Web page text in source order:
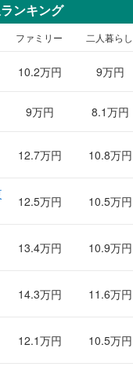
ンキング
ファミリー 二人暮らし
10.2万円 9万円
9万円 8.1万円
12.7万円 10.8万円
12.5万円 10.5万円
13.4万円 10.9万円
14.3万円 11.6万円
12.1万円 10.5万円